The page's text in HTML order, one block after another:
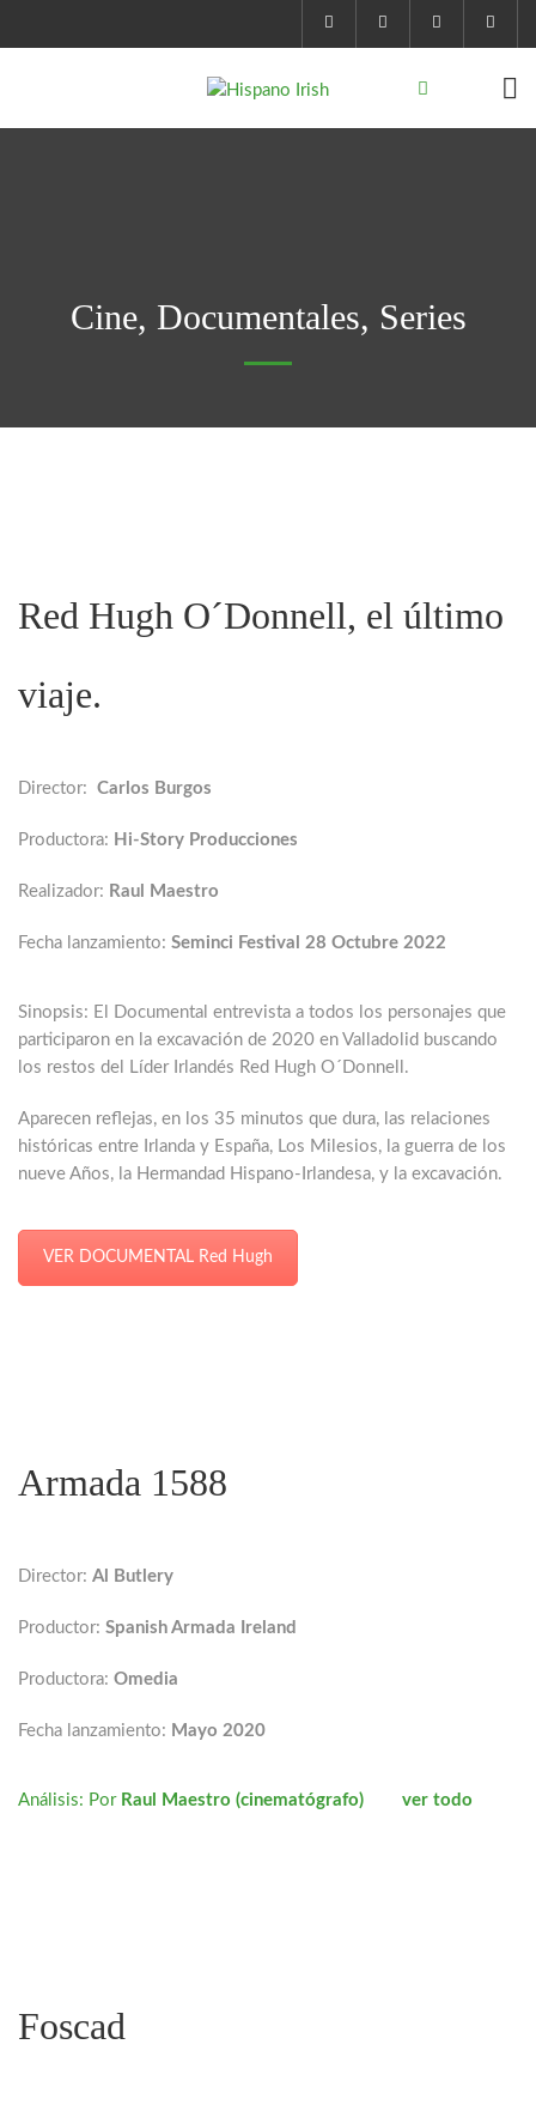
Cine, Documentales, Series
Red Hugh O´Donnell, el último
viaje.
Director: Carlos Burgos
Productora: Hi-Story Producciones
Realizador: Raul Maestro
Fecha lanzamiento: Seminci Festival 28 Octubre 2022
Sinopsis: El Documental entrevista a todos los personajes que
participaron en la excavación de 2020 en Valladolid buscando
los restos del Líder Irlandés Red Hugh O´Donnell.
Aparecen reflejas, en los 35 minutos que dura, las relaciones
históricas entre Irlanda y España, Los Milesios, la guerra de los
nueve Años, la Hermandad Hispano-Irlandesa, y la excavación.
VER DOCUMENTAL Red Hugh
Armada 1588
Director: Al Butlery
Productor: Spanish Armada Ireland
Productora: Omedia
Fecha lanzamiento: Mayo 2020
Análisis: Por Raul Maestro (cinematógrafo) ver todo
Foscad